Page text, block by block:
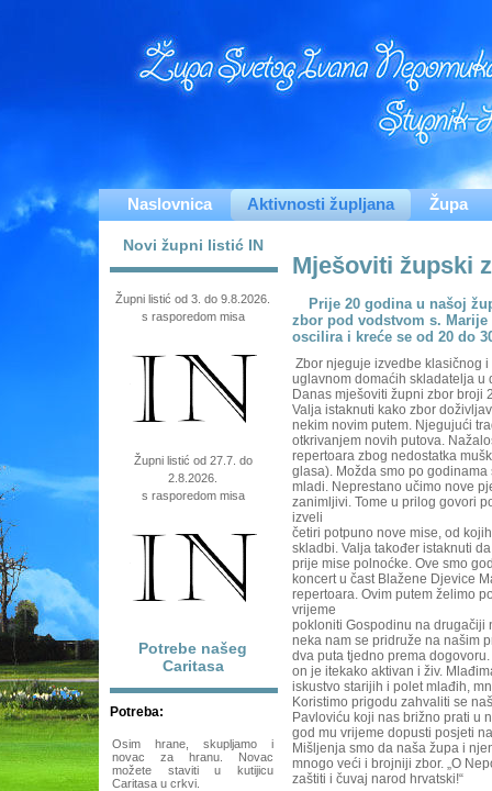
Naslovnica Aktivnosti župljana Župa
Novi župni listić IN
Župni listić od 3. do 9.8.2026.
s rasporedom misa
Župni listić od 27.7. do
2.8.2026.
s rasporedom misa
Potrebe našeg
Caritasa
Potreba:
Osim hrane, skupljamo i
novac za hranu. Novac
možete staviti u kutijicu
Caritasa u crkvi.
Mješoviti župski
Prije 20 godina u našoj
zbor pod vodstvom s.
oscilira i kreće se od 20 do
Zbor njeguje izvedbe klasičnog
uglavnom domaćih skladatelja
Danas mješoviti župni zbor broji
Valja istaknuti kako zbor
nekim novim putem. Njegujući
otkrivanjem novih putova.
repertoara zbog nedostatka
glasa). Možda smo po
mladi. Neprestano učimo nove
zanimljivi. Tome u prilog govori
izveli
četiri potpuno nove mise, od
skladbi. Valja također istaknuti
prije mise polnoćke. Ove smo
koncert u čast Blažene Djevice
repertoara. Ovim putem želimo
vrijeme
pokloniti Gospodinu na drugačiji
neka nam se pridruže na našim
dva puta tjedno prema
on je itekako aktivan i živ.
iskustvo starijih i polet mlađih,
Koristimo prigodu zahvaliti se
Pavloviću koji nas brižno prati u
god mu vrijeme dopusti posjeti
Mišljenja smo da naša župa i
mnogo veći i brojniji zbor. „O
zaštiti i čuvaj narod hrvatski!“